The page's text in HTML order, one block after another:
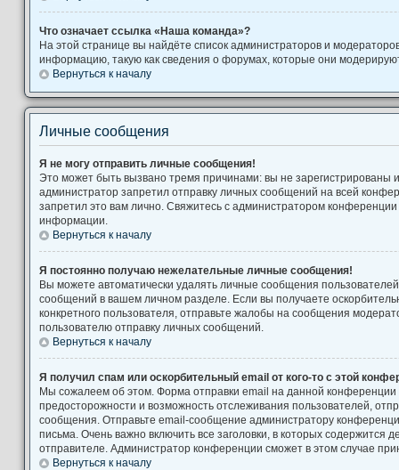
Что означает ссылка «Наша команда»?
На этой странице вы найдёте список администраторов и
информацию, такую как сведения о форумах, которые они
Вернуться к началу
Личные сообщения
Я не могу отправить личные сообщения!
Это может быть вызвано тремя причинами: вы не
администратор запретил отправку личных сообщений на всей
запретил это вам лично. Свяжитесь с администратором
информации.
Вернуться к началу
Я постоянно получаю нежелательные личные сообщения!
Вы можете автоматически удалять личные сообщения
сообщений в вашем личном разделе. Если вы получаете
конкретного пользователя, отправьте жалобы на сообщения
пользователю отправку личных сообщений.
Вернуться к началу
Я получил спам или оскорбительный email от кого-то с этой
Мы сожалеем об этом. Форма отправки email на данной
предосторожности и возможность отслеживания пользователей,
сообщения. Отправьте email-сообщение администратору
письма. Очень важно включить все заголовки, в которых содержится
отправителе. Администратор конференции сможет в этом случае
Вернуться к началу